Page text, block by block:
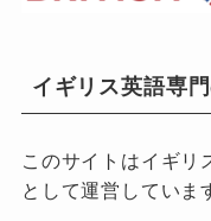
イギリス英語専
このサイトはイギリ
として運営していま